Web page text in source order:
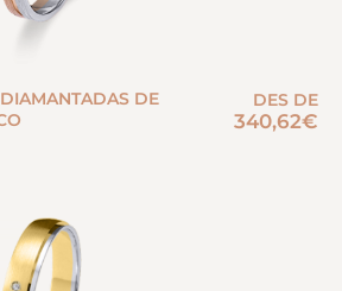
DE
DES DE
340,62€